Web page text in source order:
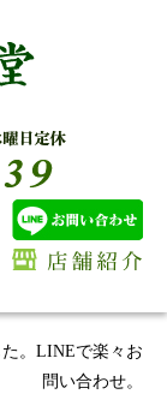
。LINEで楽々お
問い合わせ。